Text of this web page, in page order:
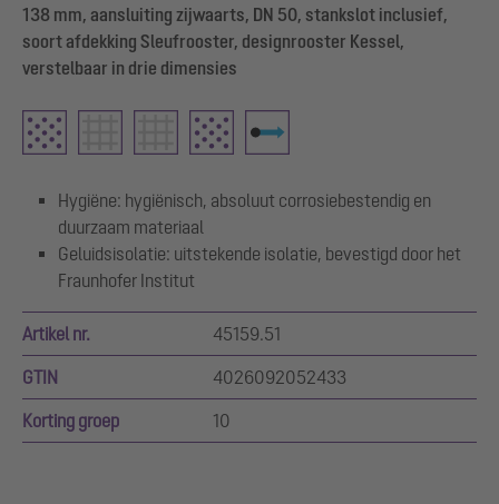
138 mm, aansluiting zijwaarts, DN 50, stankslot inclusief,
soort afdekking Sleufrooster, designrooster Kessel,
verstelbaar in drie dimensies
Hygiëne: hygiënisch, absoluut corrosiebestendig en
duurzaam materiaal
Geluidsisolatie: uitstekende isolatie, bevestigd door het
Fraunhofer Institut
Artikel nr. 45159.51
GTIN 4026092052433
Korting groep 10